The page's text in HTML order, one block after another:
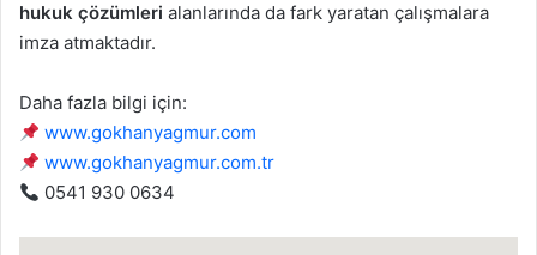
hukuk çözümleri alanlarında da fark yaratan çalışmalara
imza atmaktadır.
Daha fazla bilgi için:
www.gokhanyagmur.com
www.gokhanyagmur.com.tr
0541 930 0634